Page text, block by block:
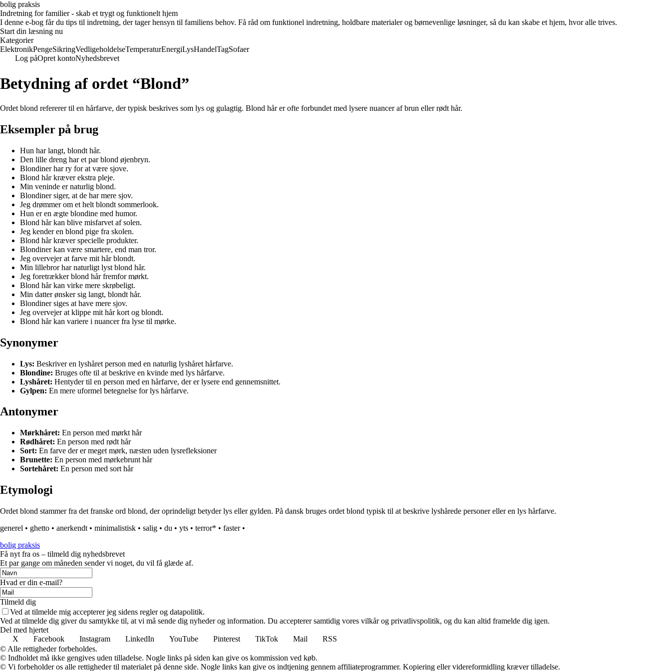
bolig praksis
Indretning for familier - skab et trygt og funktionelt hjem
I denne e-bog får du tips til indretning, der tager hensyn til familiens behov. Få råd om funktionel indretning, holdbare materialer og børnevenlige løsninger, så du kan skabe et hjem, hvor alle trives.
Start din læsning nu
Kategorier
ElektronikPengeSikringVedligeholdelseTemperaturEnergiLysHandelTagSofaer
Log påOpret kontoNyhedsbrevet
Betydning af ordet “Blond”
Ordet blond refererer til en hårfarve, der typisk beskrives som lys og gulagtig. Blond hår er ofte forbundet med lysere nuancer af brun eller rødt hår.
Eksempler på brug
Hun har langt, blondt hår.
Den lille dreng har et par blond øjenbryn.
Blondiner har ry for at være sjove.
Blond hår kræver ekstra pleje.
Min veninde er naturlig blond.
Blondiner siger, at de har mere sjov.
Jeg drømmer om et helt blondt sommerlook.
Hun er en ægte blondine med humor.
Blond hår kan blive misfarvet af solen.
Jeg kender en blond pige fra skolen.
Blond hår kræver specielle produkter.
Blondiner kan være smartere, end man tror.
Jeg overvejer at farve mit hår blondt.
Min lillebror har naturligt lyst blond hår.
Jeg foretrækker blond hår fremfor mørkt.
Blond hår kan virke mere skrøbeligt.
Min datter ønsker sig langt, blondt hår.
Blondiner siges at have mere sjov.
Jeg overvejer at klippe mit hår kort og blondt.
Blond hår kan variere i nuancer fra lyse til mørke.
Synonymer
Lys: Beskriver en lyshåret person med en naturlig lyshåret hårfarve.
Blondine: Bruges ofte til at beskrive en kvinde med lys hårfarve.
Lyshåret: Hentyder til en person med en hårfarve, der er lysere end gennemsnittet.
Gylpen: En mere uformel betegnelse for lys hårfarve.
Antonymer
Mørkhåret: En person med mørkt hår
Rødhåret: En person med rødt hår
Sort: En farve der er meget mørk, næsten uden lysrefleksioner
Brunette: En person med mørkebrunt hår
Sortehåret: En person med sort hår
Etymologi
Ordet blond stammer fra det franske ord blond, der oprindeligt betyder lys eller gylden. På dansk bruges ordet blond typisk til at beskrive lyshårede personer eller en lys hårfarve.
generel • ghetto • anerkendt • minimalistisk • salig • du • yts • terror* • faster•
bolig praksis
Få nyt fra os – tilmeld dig nyhedsbrevet
Et par gange om måneden sender vi noget, du vil få glæde af.
Hvad er din e-mail?
Tilmeld dig
Ved at tilmelde mig accepterer jeg sidens regler og datapolitik.
Ved at tilmelde dig giver du samtykke til, at vi må sende dig nyheder og information. Du accepterer samtidig vores vilkår og privatlivspolitik, og du kan altid framelde dig igen.
Del med hjertet
X
Facebook Instagram LinkedIn YouTube Pinterest TikTok Mail
RSS
© Alle rettigheder forbeholdes.
© Indholdet må ikke gengives uden tilladelse. Nogle links på siden kan give os kommission ved køb.
© Vi forbeholder os alle rettigheder til materialet på denne side. Nogle links kan give os indtjening gennem affiliateprogrammer. Kopiering eller videreformidling kræver tilladelse.